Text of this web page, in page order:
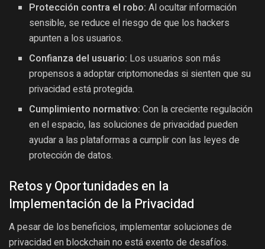
Protección contra el robo: Al ocultar información
sensible, se reduce el riesgo de que los hackers
apunten a los usuarios.
Confianza del usuario: Los usuarios son más
propensos a adoptar criptomonedas si sienten que su
privacidad está protegida.
Cumplimiento normativo: Con la creciente regulación
en el espacio, las soluciones de privacidad pueden
ayudar a las plataformas a cumplir con las leyes de
protección de datos.
Retos y Oportunidades en la
Implementación de la Privacidad
A pesar de los beneficios, implementar soluciones de
privacidad en blockchain no está exento de desafíos.